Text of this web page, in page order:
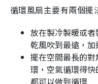
循環風扇主要有兩個擺
放在製冷製暖或
乾風吹到最遠，
擺在空間最長的
環，空氣循環得
都可以做到循環